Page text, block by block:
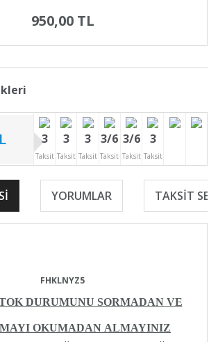
950,00 TL
3
Taksit
3
Taksit
3
Taksit
3/6
Taksit
3/6
Taksit
3
Taksit
YORUMLAR TAKSIT
FHKLNYZ5
DURUMUNU SORMADAN VE
OKUMADAN ALMAYINIZ